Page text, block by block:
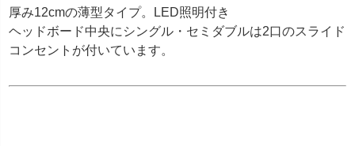
厚み12cmの薄型タイプ。LED照明付き
ヘッドボード中央にシングル・セミダブルは2口のスライド
コンセントが付いています。